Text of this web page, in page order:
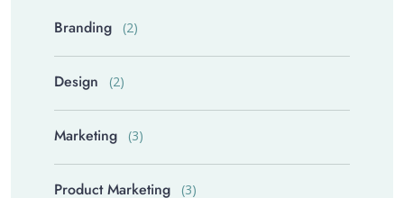
Branding (2)
Design (2)
Marketing (3)
Product Marketing (3)